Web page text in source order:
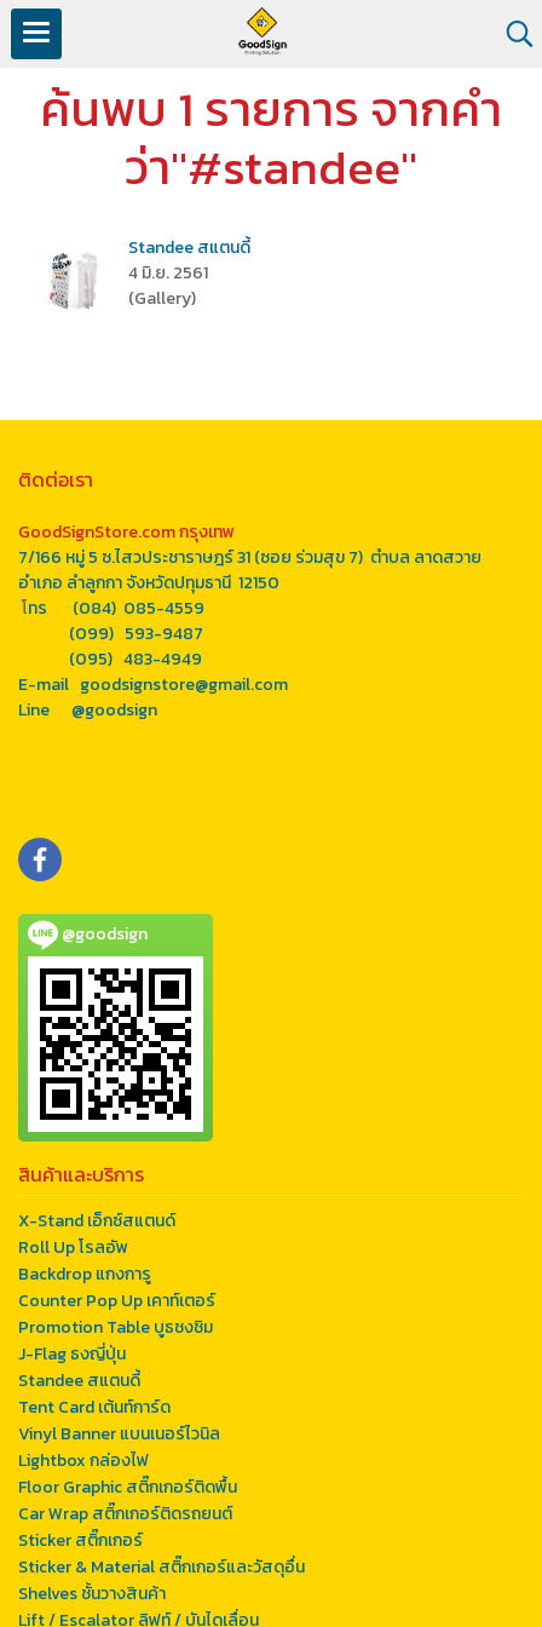
ค้นพบ 1 รายการ จากคำ
ว่า"#standee"
Standee สแตนดี้
4 มิ.ย. 2561
(Gallery)
ติดต่อเรา
GoodSignStore.com กรุงเทพ
7/166 หมู่ 5 ซ.ไสวประชาราษฎร์ 31 (ซอย ร่วมสุข 7) ตำบล ลาดสวาย
อำเภอ ลำลูกกา จังหวัดปทุมธานี 12150
โทร (084) 085-4559
(099) 593-9487
(095) 483-4949
E-mail goodsignstore@gmail.com
Line @goodsign
@goodsign
สินค้าและบริการ
X-Stand เอ็กซ์สแตนด์
Roll Up โรลอัพ
Backdrop แกงการู
Counter Pop Up เคาท์เตอร์
Promotion Table บูธชงชิม
J-Flag ธงญี่ปุ่น
Standee สแตนดี้
Tent Card เต้นท์การ์ด
Vinyl Banner แบนเนอร์ไวนิล
Lightbox กล่องไฟ
Floor Graphic สติ๊กเกอร์ติดพื้น
Car Wrap สติ๊กเกอร์ติดรถยนต์
Sticker สติ๊กเกอร์
Sticker & Material สติ๊กเกอร์และวัสดุอื่น
Shelves ชั้นวางสินค้า
Lift / Escalator ลิฟท์ / บันไดเลื่อน